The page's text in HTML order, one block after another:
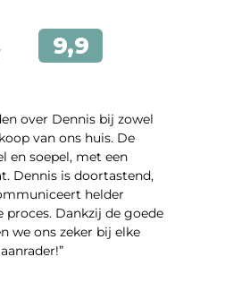
over Dennis bij zowel
van ons huis. De
en soepel, met een
Dennis is doortastend,
helder
proces. Dankzij de goede
we ons zeker bij elke